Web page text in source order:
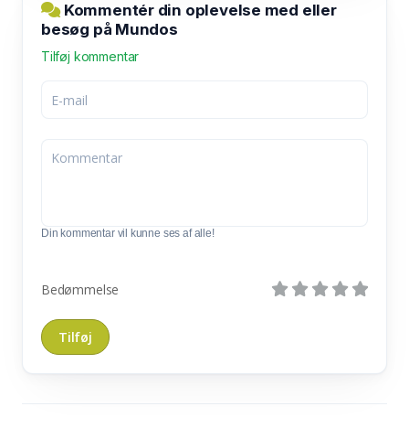
Kommentér din oplevelse med eller
besøg på Mundos
Tilføj kommentar
Din kommentar vil kunne ses af alle!
Bedømmelse